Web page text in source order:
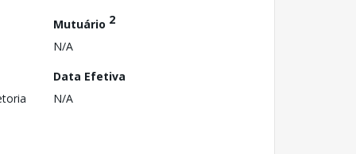
Mutuário 2
N/A
Data Efetiva
N/A